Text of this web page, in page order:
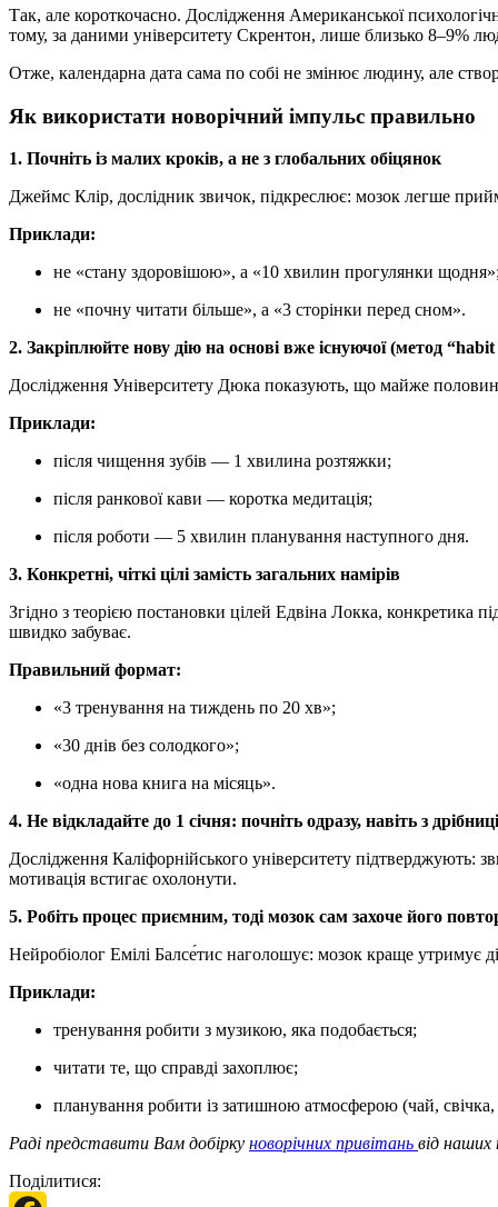
Так, але короткочасно. Дослідження Американської
тому, за даними університету Скрентон, лише близько 8–9%
Отже, календарна дата сама по собі не змінює людину, але
Як використати новорічний імпульс правильно
1. Почніть із малих кроків, а не з глобальних обіцянок
Джеймс Клір, дослідник звичок, підкреслює: мозок легше
Приклади:
не «стану здоровішою», а «10 хвилин прогулянки щодня»;
не «почну читати більше», а «3 сторінки перед сном».
2. Закріплюйте нову дію на основі вже існуючої (метод
Дослідження Університету Дюка показують, що майже
Приклади:
після чищення зубів — 1 хвилина розтяжки;
після ранкової кави — коротка медитація;
після роботи — 5 хвилин планування наступного дня.
3. Конкретні, чіткі цілі замість загальних намірів
Згідно з теорією постановки цілей Едвіна Локка, конкретика
швидко забуває.
Правильний формат:
«3 тренування на тиждень по 20 хв»;
«30 днів без солодкого»;
«одна нова книга на місяць».
4. Не відкладайте до 1 січня: почніть одразу, навіть з дрібниці
Дослідження Каліфорнійського університету
мотивація встигає охолонути.
5. Робіть процес приємним, тоді мозок сам захоче його
Нейробіолог Емілі Балсе́тис наголошує: мозок краще утримує
Приклади:
тренування робити з музикою, яка подобається;
читати те, що справді захоплює;
планування робити із затишною атмосферою (чай,
Раді представити Вам добірку новорічних привітань від наших
Поділитися: